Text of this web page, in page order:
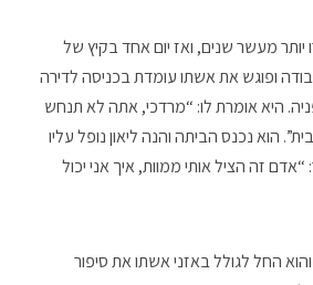
מעשר שנים, ואז יום אחד בקיץ של
מהעבודה ופוגש את אשתו עומדת בכניסה לדירה
היא אומרת לו: “מרדכי, אתה לא תנחש
הוא נכנס הביתה והנה ליאון נופל עליו
זה הציל אותי ממוות, איך אני יכול
החל לגולל באזני אשתו את סיפור